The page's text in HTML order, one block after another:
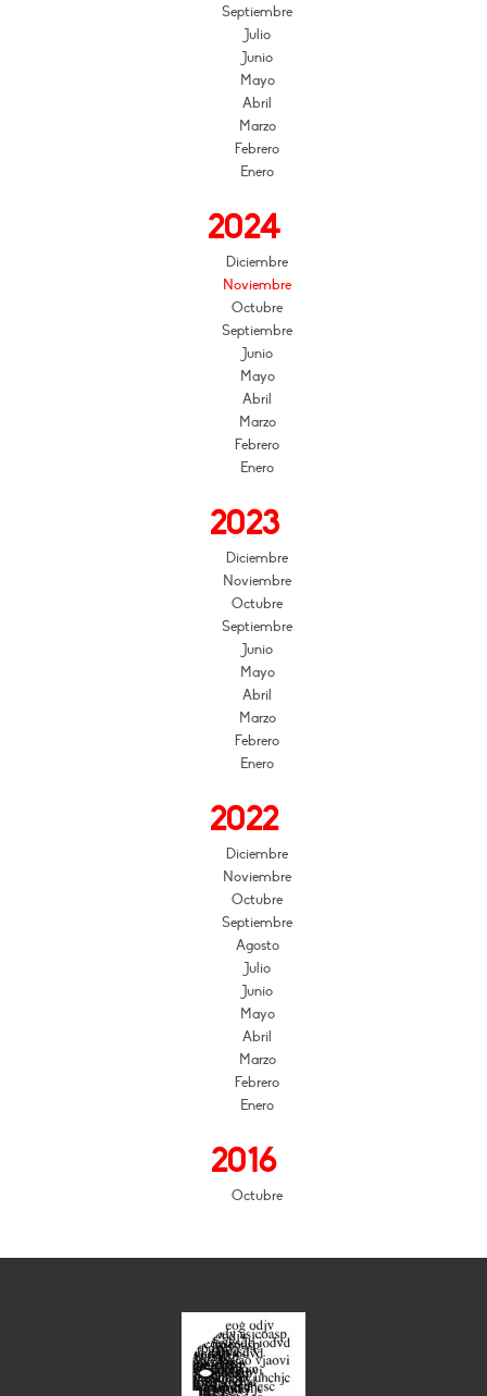
Septiembre
Julio
Junio
Mayo
Abril
Marzo
Febrero
Enero
2024
Diciembre
Noviembre
Octubre
Septiembre
Junio
Mayo
Abril
Marzo
Febrero
Enero
2023
Diciembre
Noviembre
Octubre
Septiembre
Junio
Mayo
Abril
Marzo
Febrero
Enero
2022
Diciembre
Noviembre
Octubre
Septiembre
Agosto
Julio
Junio
Mayo
Abril
Marzo
Febrero
Enero
2016
Octubre